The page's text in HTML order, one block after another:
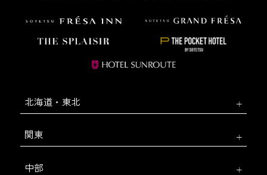
北海道・東北
関東
中部